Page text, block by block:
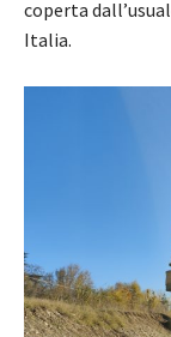
coperta
Italia.